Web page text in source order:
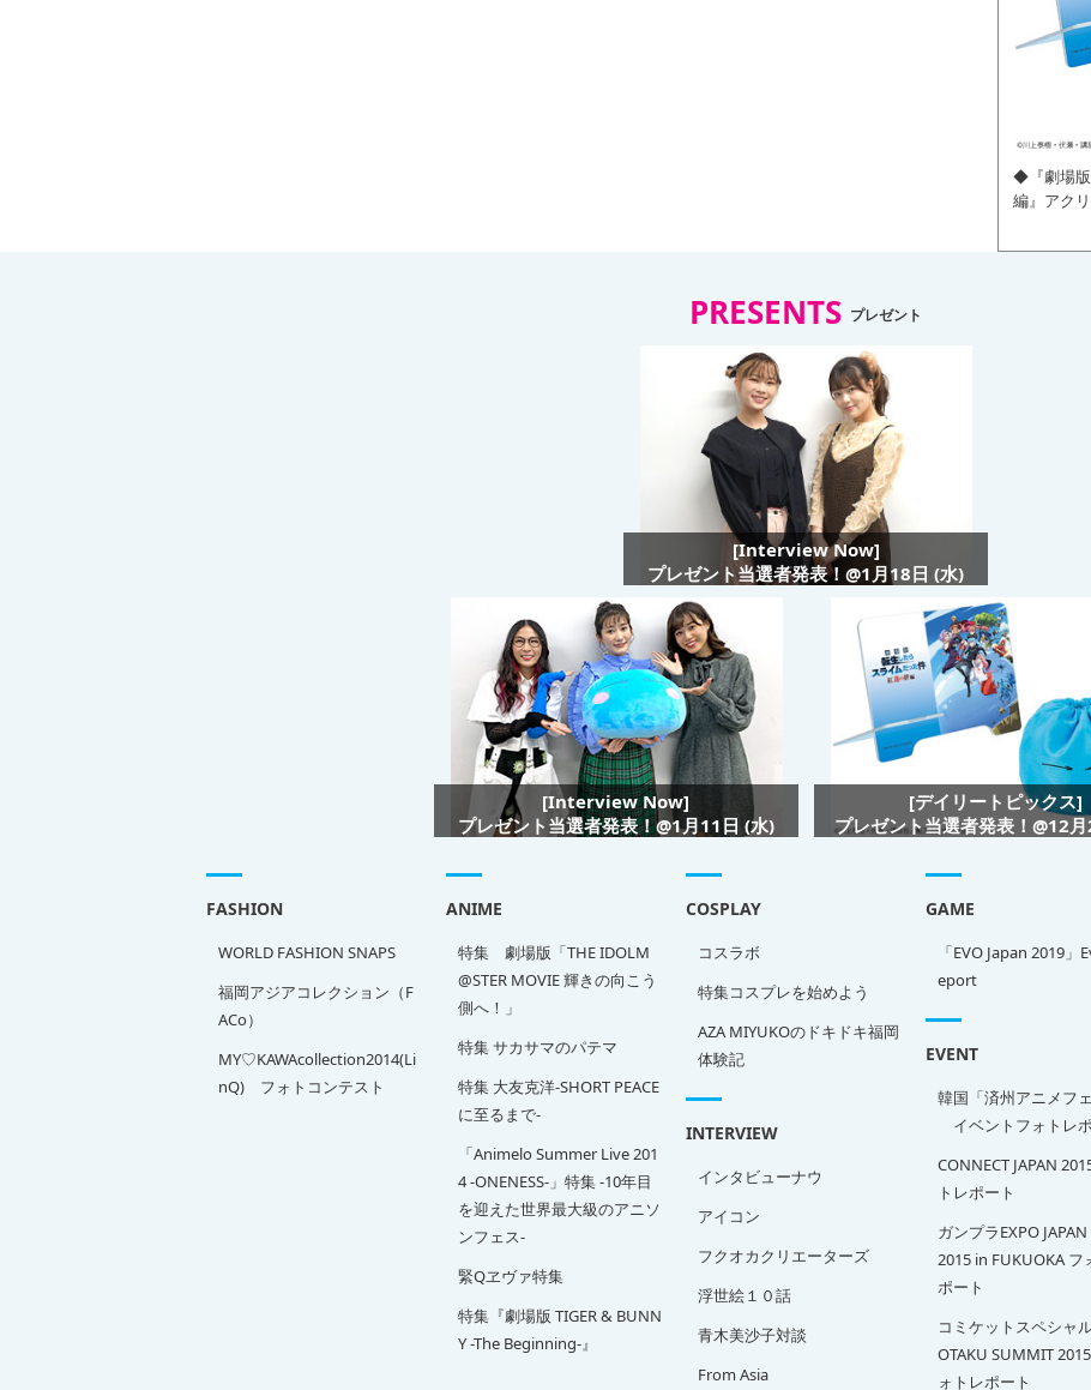
◆『劇場版
編』アク
PRESENTS プレゼント
[Interview Now]
プレゼント当選者発表！@1月18日 (水)
[Interview Now]
プレゼント当選者発表！@1月11日 (水)
[デイリートピックス]
プレゼント当選者発表！@12
FASHION
WORLD FASHION SNAPS
福岡アジアコレクション（F
ACo）
MY♡KAWAcollection2014(Li
nQ) フォトコンテスト
ANIME
特集 劇場版「THE IDOLM
@STER MOVIE 輝きの向こう
側へ！」
特集 サカサマのパテマ
特集 大友克洋-SHORT PEACE
に至るまで-
「Animelo Summer Live 201
4 -ONENESS-」特集 -10年目
を迎えた世界最大級のアニソ
ンフェス-
緊Qヱヴァ特集
特集『劇場版 TIGER & BUNN
Y -The Beginning-』
COSPLAY
コスラボ
特集コスプレを始めよう
AZA MIYUKOのドキドキ福岡
体験記
GAME
「EVO Japan 2019」
eport
EVENT
韓国「済州アニメフ
イベントフォトレ
CONNECT JAPAN
トレポート
ガンプラEXPO
2015 in FUKUOKA フ
ポート
コミケットスペシャ
OTAKU SUMMIT
ォトレポート
INTERVIEW
インタビューナウ
アイコン
フクオカクリエーターズ
浮世絵１０話
青木美沙子対談
From Asia